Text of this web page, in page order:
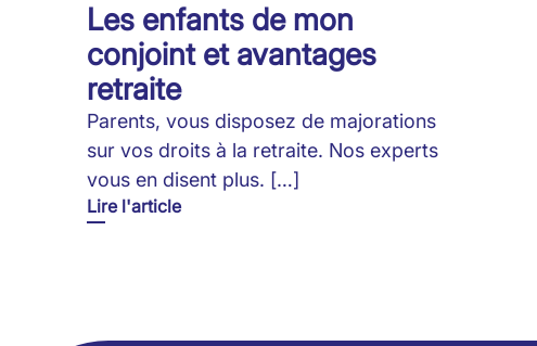
Les enfants de mon
conjoint et avantages
retraite
Parents, vous disposez de majorations
sur vos droits à la retraite. Nos experts
vous en disent plus. […]
Lire l'article